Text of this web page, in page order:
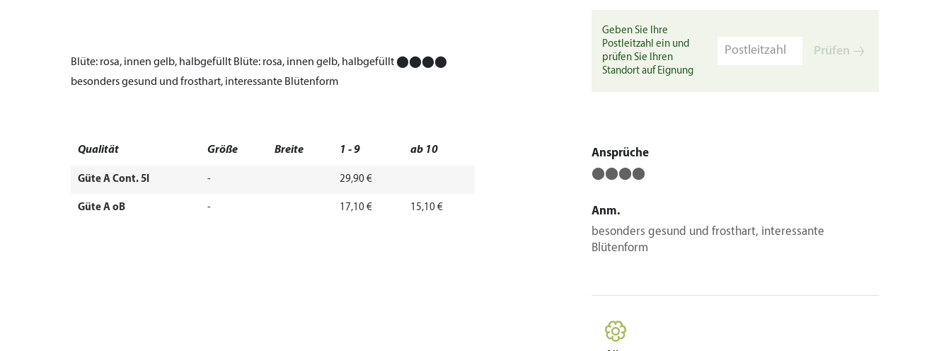
Blüte: rosa, innen gelb, halbgefüllt Blüte: rosa, innen gelb, halbgefüllt ⬤⬤⬤⬤
besonders gesund und frosthart, interessante Blütenform
Qualität Größe Breite 1 - 9 ab 10
Güte A Cont. 5l - 29,90 €
Güte A oB - 17,10 € 15,10 €
Geben Sie Ihre
Postleitzahl ein und
prüfen Sie Ihren
Standort auf Eignung
Prüfen
Ansprüche
⬤⬤⬤⬤
Anm.
besonders gesund und frosthart, interessante
Blütenform